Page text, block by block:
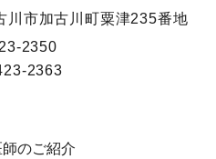
川市加古川町粟津235番地
2350
2363
師のご紹介